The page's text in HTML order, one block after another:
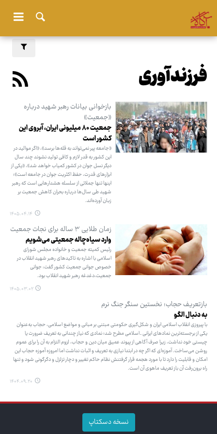
فرزندآوری
بازخوانی بیانات رهبر شهید درباره
«جمعیت»
جمعیت ۸۰ میلیونی ایران، آبروی این
کشور است
«جامعه پیر نمی‌تواند به قله‌ها برسد»، «اگر موالید در
این کشور به قدر لازم و کافی تولید نشوند چند سال
دیگر نسل جوان در کشور کمیاب خواهد شد»،‌ «یکی از
ابزارهای قدرت، حفظ اکثریت جوان در جامعه است»؛
اینها تنها جملاتی از سلسله هشدارهایی است که رهبر
شهید طی سال‌ها درباره بحران کاهش جمعیت بر
زبان آورده‌اند.
۱۴۰۵.۰۴.۱۴
زمان طلایی ۳ ساله برای نجات جمعیت
وارد سیاه‌چاله جمعیتی می‌شویم
رئیس کمیته جمعیت و خانواده مجلس شورای
اسلامی با اشاره به تاکیدهای رهبر شهید انقلاب در
خصوص جوانی جمعیت کشور گفت: جوانی
جمعیت،دغدغه رهبر شهید انقلاب بود.
۱۴۰۵.۰۳.۰۲
بازتعریف حجاب؛ نخستین سنگر جنگ نرم
به دنبال الگو
با پیروزی انقلاب اسلامی ایران و شکل‌گیری حکومتی مبتنی بر مبانی و مواضع اسلامی، حجاب به‌عنوان
یکی از برجسته‌ترین نمادهای ایرانی ـ اسلامی مطرح شد؛ نمادی که نیاز چندانی به تعریف ضرورت یا
چیستی خود نداشت، زیرا صرف آگاهی از پیوند عمیق میان دین و حجاب، لزوم التزام به آن را برای عموم
روشن می‌ساخت. آموزه‌ای که اگر چه در ابتدا نیازی به تعریف و اثبات نداشت اما امروزه آموزه حجاب این
امکان و قابلیت را دارد تا با مورد هجمه قرار گرفتنش نظام حاکم تغییر و دچار تزلزل و دگرگونی شود و تنها
راه برون‌رفت آن باز تعریف ماهوی آن است.
۱۴۰۴.۰۹.۲۰
نسخه دسکتاپ